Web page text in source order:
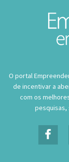
O portal
de incentivar a
com os
pesquisas,